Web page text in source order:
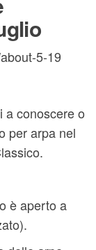
5-19
a conoscere o
per arpa nel
è aperto a